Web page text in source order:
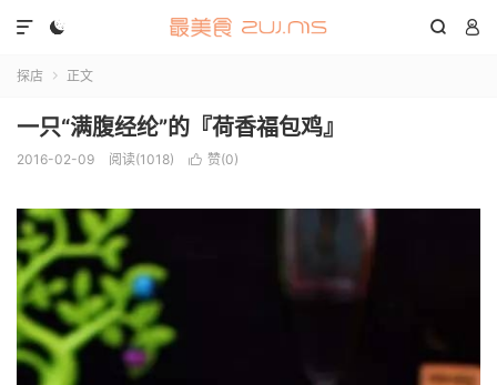
  

探店  正文
一只“满腹经纶”的『荷香福包鸡』
2016-02-09 阅读(1018)  赞(0)